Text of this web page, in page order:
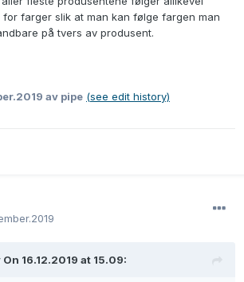
farger slik at man kan følge fargen man
på tvers av produsent.
av pipe (see edit history)
16.12.2019 at 15.09: